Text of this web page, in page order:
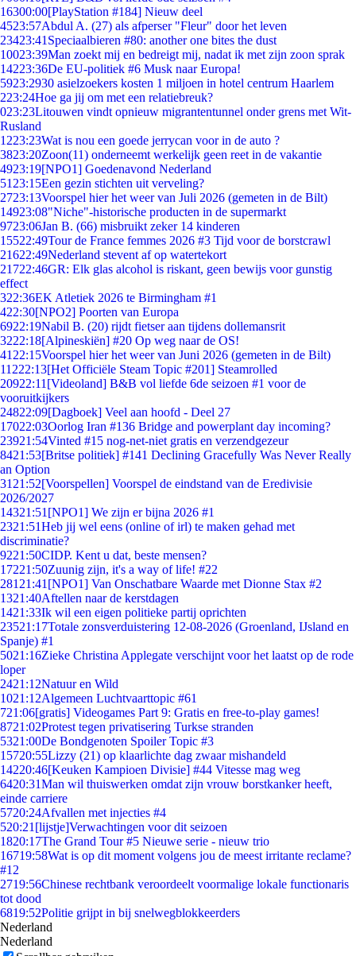
16300:00[PlayStation #184] Nieuw deel
4523:57Abdul A. (27) als afperser "Fleur" door het leven
23423:41 Speciaalbieren #80: another one bites the dust
10023:39Man zoekt mij en bedreigt mij, nadat ik met zijn zoon sprak
14223:36De EU-politiek #6 Musk naar Europa!
5923:2930 asielzoekers kosten 1 miljoen in hotel centrum Haarlem
223:24Hoe ga jij om met een relatiebreuk?
023:23Litouwen vindt opnieuw migrantentunnel onder grens met Wit-
Rusland
1223:23Wat is nou een goede jerrycan voor in de auto ?
3823:20Zoon(11) onderneemt werkelijk geen reet in de vakantie
4923:19[NPO1] Goedenavond Nederland
51 23:15Een gezin stichten uit verveling?
2723:13Voorspel hier het weer van Juli 2026 (gemeten in de Bilt)
14923:08"Niche"-historische producten in de supermarkt
9723:06Jan B. (66) misbruikt zeker 14 kinderen
15522:49Tour de France femmes 2026 #3 Tijd voor de borstcrawl
21622:49Nederland stevent af op watertekort
21722:46GR: Elk glas alcohol is riskant, geen bewijs voor gunstig
effect
322:36EK Atletiek 2026 te Birmingham #1
422:30[NPO2] Poorten van Europa
6922:19Nabil B. (20) rijdt fietser aan tijdens dollemansrit
3222:18[Alpineskiën] #20 Op weg naar de OS!
41 22:15Voorspel hier het weer van Juni 2026 (gemeten in de Bilt)
11222:13[Het Officiële Steam Topic #201] Steamrolled
20922:11 [Videoland] B&B vol liefde 6de seizoen #1 voor de
vooruitkijkers
24822:09[Dagboek] Veel aan hoofd - Deel 27
17022:03Oorlog Iran #136 Bridge and powerplant day incoming?
23921:54Vinted #15 nog-net-niet gratis en verzendgezeur
8421:53[Britse politiek] #141 Declining Gracefully Was Never Really
an Option
31 21:52[Voorspellen] Voorspel de eindstand van de Eredivisie
2026/2027
14321:51 [NPO1] We zijn er bijna 2026 #1
2321:51Heb jij wel eens (online of irl) te maken gehad met
discriminatie?
9221:50CIDP. Kent u dat, beste mensen?
17221:50Zuunig zijn, it's a way of life! #22
281 21:41 [NPO1] Van Onschatbare Waarde met Dionne Stax #2
1321:40Aftellen naar de kerstdagen
1421:33Ik wil een eigen politieke partij oprichten
23521:17Totale zonsverduistering 12-08-2026 (Groenland, IJsland en
Spanje) #1
5021:16Zieke Christina Applegate verschijnt voor het laatst op de rode
loper
2421:12Natuur en Wild
1021:12Algemeen Luchtvaarttopic #61
721:06[gratis] Videogames Part 9: Gratis en free-to-play games!
8721:02Protest tegen privatisering Turkse stranden
5321:00De Bondgenoten Spoiler Topic #3
15720:55Lizzy (21) op klaarlichte dag zwaar mishandeld
14220:46[Keuken Kampioen Divisie] #44 Vitesse mag weg
6420:31Man wil thuiswerken omdat zijn vrouw borstkanker heeft,
einde carriere
5720:24Afvallen met injecties #4
520:21 [lijstje]Verwachtingen voor dit seizoen
1820:17The Grand Tour #5 Nieuwe serie - nieuw trio
16719:58Wat is op dit moment volgens jou de meest irritante reclame?
#12
2719:56Chinese rechtbank veroordeelt voormalige lokale functionaris
tot dood
6819:52Politie grijpt in bij snelwegblokkeerders
Nederland
Nederland